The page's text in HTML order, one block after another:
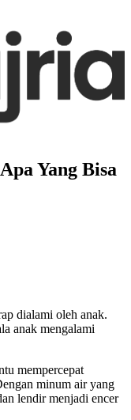
Yang Bisa
dialami oleh anak.
anak mengalami
mempercepat
minum air yang
lendir menjadi encer